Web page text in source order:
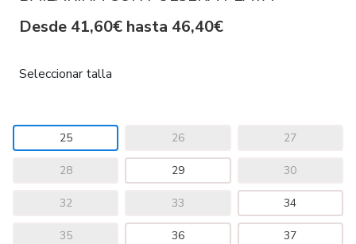
Desde 41,60€ hasta 46,40€
Seleccionar talla
25 26 27
28 29 30
32 33 34
35 36 37